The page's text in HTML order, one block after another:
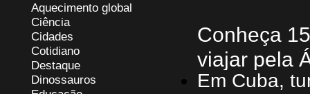
Aquecimento global
Ciência
Cidades
Cotidiano
Destaque
Dinossauros
Conheça
viajar pela
Em Cuba,